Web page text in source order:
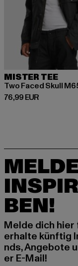
MISTER TEE
Two Faced Skull
76,99 EUR
Derzeitiger Preis:
BEN!
Melde dich
erhalte künftig
nds, Angebote
er E-Mail!